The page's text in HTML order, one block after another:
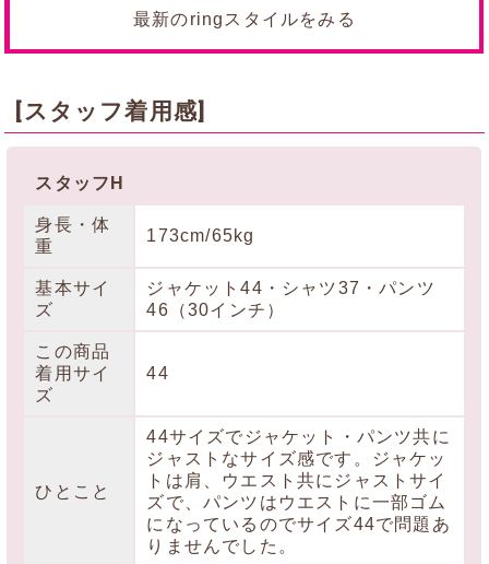
最新のringスタイルをみる
[スタッフ着用感]
スタッフH
身長・体
重
173cm/65kg
基本サイ
ズ
ジャケット44・シャツ37・パンツ
46（30インチ）
この商品
着用サイ
ズ
44
ひとこと
44サイズでジャケット・パンツ共に
ジャストなサイズ感です。ジャケッ
トは肩、ウエスト共にジャストサイ
ズで、パンツはウエストに一部ゴム
になっているのでサイズ44で問題あ
りませんでした。